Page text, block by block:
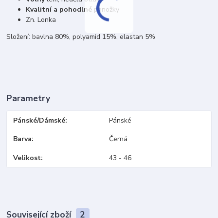
Kvalitní a pohodlné ponožky
Zn. Lonka
Složení: bavlna 80%, polyamid 15%, elastan 5%
Parametry
Pánské/Dámské Pánské
Barva Černá
Velikost 43 - 46
Související zboží 2